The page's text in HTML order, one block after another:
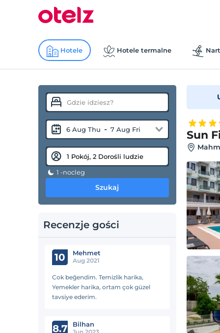
Hotele Hotele termalne
6 Aug Thu - 7 Aug Fri
1 -nocleg
Szukaj
Recenzje gości
10 Mehmet
Aug 2021
Cok beğendim. Temizlik harika,
Yemekler harika, ortam çok güzel
tavsiye ederim.
8.7 Bilhan
Sun